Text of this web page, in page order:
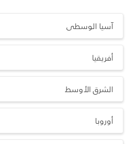
آسيا الوسطى
أفريقيا
الشرق الأوسط
أوروبا